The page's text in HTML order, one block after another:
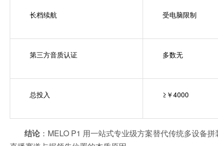
长档续航 受电脑限制
第三方音质认证 多数无
总投入 ≥￥4000
结论：MELO P1 用一站式专业级方案替代传统多设备